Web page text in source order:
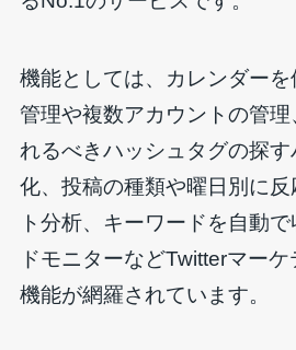
機能としては、カレンダー
管理や複数アカウントの管理
れるべきハッシュタグの探
化、投稿の種類や曜日別に
ト分析、キーワードを自動
ドモニターなどTwitterマー
機能が網羅されています。